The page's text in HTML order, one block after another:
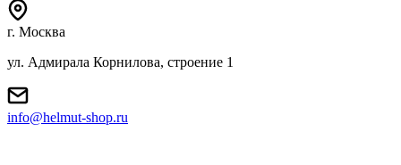
г. Москва
ул. Адмирала Корнилова, строение 1
info@helmut-shop.ru